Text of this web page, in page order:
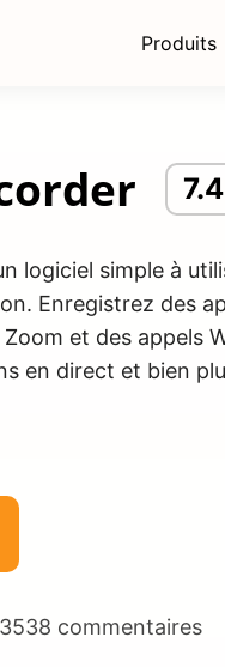
Produits
logiciel simple à
Enregistrez des
et des appels
en direct et bien
commentaires